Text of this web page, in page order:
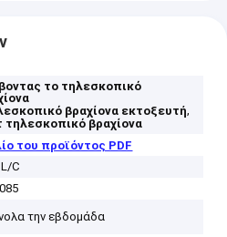
το τηλεσκοπικό
βραχίονα εκτοξευτή,
τηλεσκοπικό βραχίονα
του προϊόντος PDF
C
την εβδομάδα